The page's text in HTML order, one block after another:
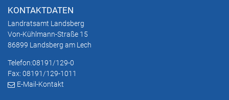
KONTAKTDATEN
Landratsamt Landsberg
Von-Kühlmann-Straße 15
86899 Landsberg am Lech
Telefon:08191/129-0
Fax: 08191/129-1011
E-Mail-Kontakt